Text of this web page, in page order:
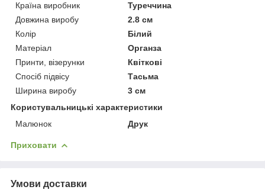
Країна виробник
Туреччина
Довжина виробу
2.8 см
Колір
Білий
Матеріал
Органза
Принти, візерунки
Квіткові
Спосіб підвісу
Тасьма
Ширина виробу
3 см
Користувальницькі характеристики
Малюнок
Друк
Приховати
Умови доставки